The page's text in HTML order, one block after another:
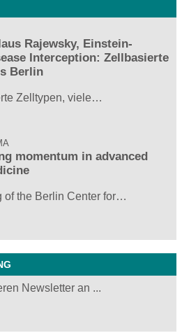
Rajewsky, Einstein-
Interception: Zellbasierte
Berlin
Zelltypen, viele…
momentum in advanced
of the Berlin Center for…
Newsletter an ...